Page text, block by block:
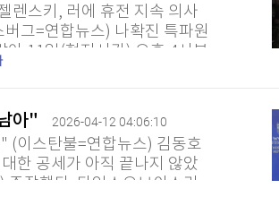
렌스키, 러에 휴전 지속 의사
그=연합뉴스) 나확진 특파원
아 11일(현지시간) 오후 4시부
대방이 휴전을...
아" 2026-04-12 04:06:10
(이스탄불=연합뉴스) 김동호
한 공세가 아직 끝나지 않았
장했다. 타임스오브이스라
이날 밤 영상...